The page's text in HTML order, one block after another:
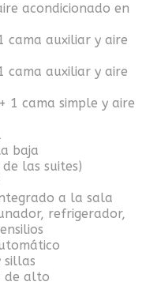
acondicionado en
cama auxiliar y aire
cama auxiliar y aire
1 cama simple y aire
baja
las suites)
a la sala
refrigerador,
sillas
de alto